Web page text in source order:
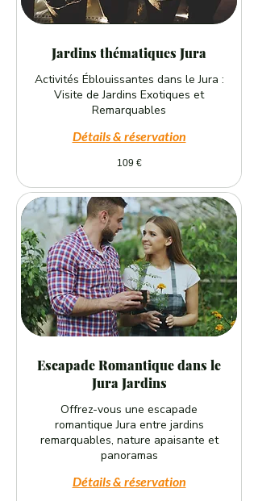
Jardins thématiques Jura
Activités Éblouissantes dans le Jura :
Visite de Jardins Exotiques et
Remarquables
Détails & réservation
109 €
Escapade Romantique dans le
Jura Jardins
Offrez-vous une escapade
romantique Jura entre jardins
remarquables, nature apaisante et
panoramas
Détails & réservation